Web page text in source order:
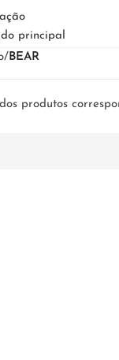
principal
/BEAR
produtos